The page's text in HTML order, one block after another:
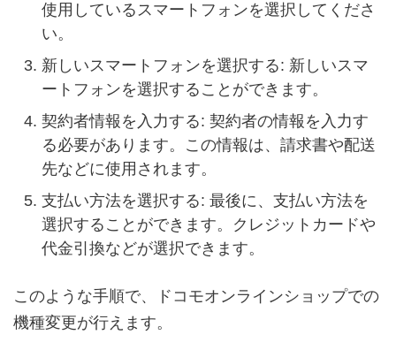
使用しているスマートフォンを選択してくださ
い。
新しいスマートフォンを選択する: 新しいスマ
ートフォンを選択することができます。
契約者情報を入力する: 契約者の情報を入力す
る必要があります。この情報は、請求書や配送
先などに使用されます。
支払い方法を選択する: 最後に、支払い方法を
選択することができます。クレジットカードや
代金引換などが選択できます。
このような手順で、ドコモオンラインショップでの
機種変更が行えます。